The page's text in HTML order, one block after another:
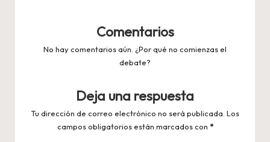
Comentarios
No hay comentarios aún. ¿Por qué no comienzas el
debate?
Deja una respuesta
Tu dirección de correo electrónico no será publicada. Los
campos obligatorios están marcados con *